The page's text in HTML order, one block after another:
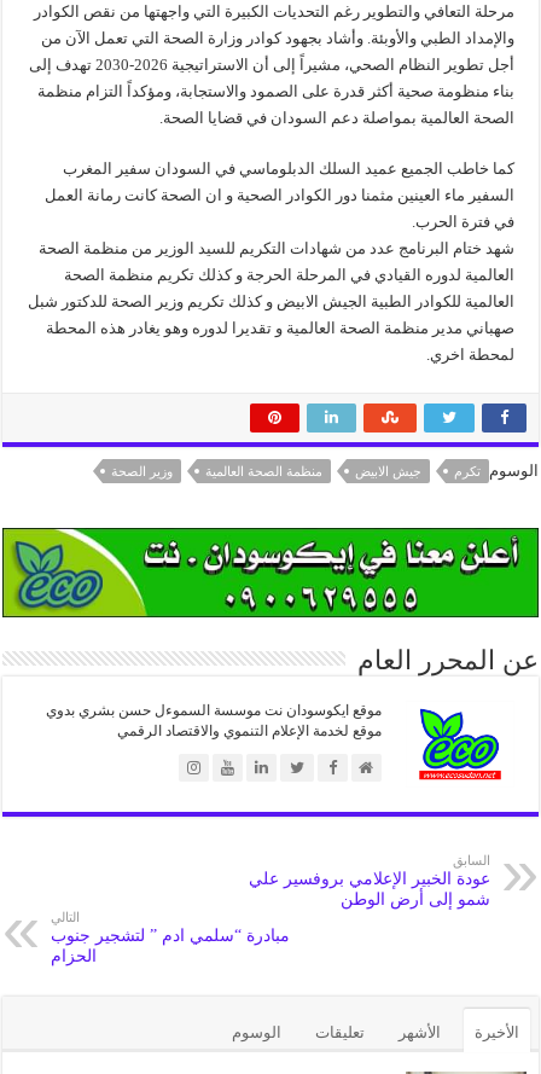
مرحلة التعافي والتطوير رغم التحديات الكبيرة التي واجهتها من نقص الكوادر
والإمداد الطبي والأوبئة. وأشاد بجهود كوادر وزارة الصحة التي تعمل الآن من
أجل تطوير النظام الصحي، مشيراً إلى أن الاستراتيجية 2026-2030 تهدف إلى
بناء منظومة صحية أكثر قدرة على الصمود والاستجابة، ومؤكداً التزام منظمة
الصحة العالمية بمواصلة دعم السودان في قضايا الصحة.
كما خاطب الجميع عميد السلك الدبلوماسي في السودان سفير المغرب
السفير ماء العينين مثمنا دور الكوادر الصحية و ان الصحة كانت رمانة العمل
في فترة الحرب.
شهد ختام البرنامج عدد من شهادات التكريم للسيد الوزير من منظمة الصحة
العالمية لدوره القيادي في المرحلة الحرجة و كذلك تكريم منظمة الصحة
العالمية للكوادر الطبية الجيش الابيض و كذلك تكريم وزير الصحة للدكتور شبل
صهباني مدير منظمة الصحة العالمية و تقديرا لدوره وهو يغادر هذه المحطة
لمحطة اخري.
الوسوم تكرم جيش الابيض منظمة الصحة العالمية وزير الصحة
عن المحرر العام
موقع ايكوسودان نت موسسة السموءل حسن بشري بدوي
موقع لخدمة الإعلام التنموي والاقتصاد الرقمي
السابق
عودة الخبير الإعلامي بروفسير علي
شمو إلى أرض الوطن
التالي
مبادرة “سلمي ادم ” لتشجير جنوب
الحزام
الأخيرة الأشهر تعليقات الوسوم